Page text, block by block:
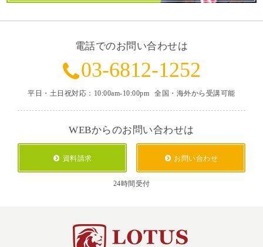
電話でのお問い合わせは
03-6812-1252
平日・土日祝対応：10:00am-10:00pm全国・海外から受講可能
WEBからのお問い合わせは
資料請求 お問い合わせ
24時間受付